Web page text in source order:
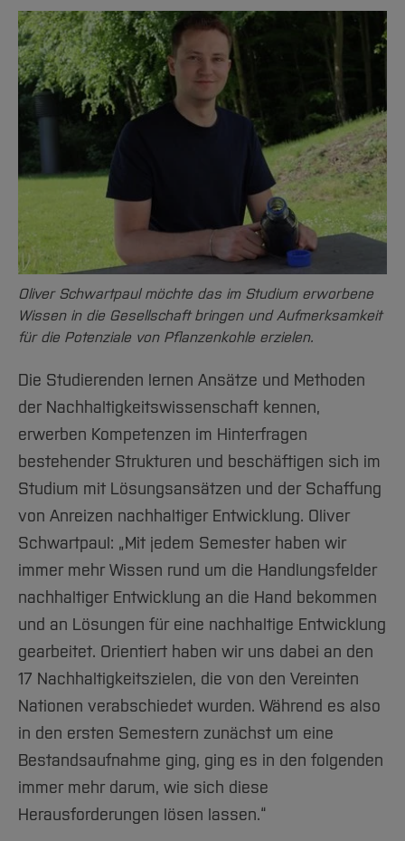
Oliver Schwartpaul möchte das im Studium erworbene
Wissen in die Gesellschaft bringen und Aufmerksamkeit
für die Potenziale von Pflanzenkohle erzielen.
Die Studierenden lernen Ansätze und Methoden
der Nachhaltigkeitswissenschaft kennen,
erwerben Kompetenzen im Hinterfragen
bestehender Strukturen und beschäftigen sich im
Studium mit Lösungsansätzen und der Schaffung
von Anreizen nachhaltiger Entwicklung. Oliver
Schwartpaul: „Mit jedem Semester haben wir
immer mehr Wissen rund um die Handlungsfelder
nachhaltiger Entwicklung an die Hand bekommen
und an Lösungen für eine nachhaltige Entwicklung
gearbeitet. Orientiert haben wir uns dabei an den
17 Nachhaltigkeitszielen, die von den Vereinten
Nationen verabschiedet wurden. Während es also
in den ersten Semestern zunächst um eine
Bestandsaufnahme ging, ging es in den folgenden
immer mehr darum, wie sich diese
Herausforderungen lösen lassen.“